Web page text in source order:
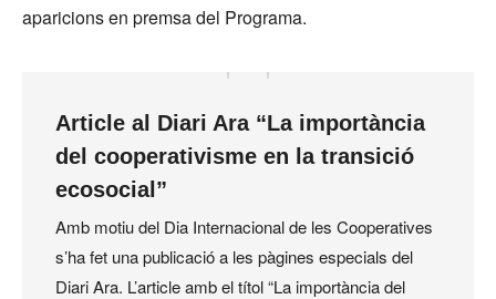
aparicions en premsa del Programa.
Article al Diari Ara “La importància
del cooperativisme en la transició
ecosocial”
Amb motiu del Dia Internacional de les Cooperatives
s’ha fet una publicació a les pàgines especials del
Diari Ara. L’article amb el títol “La importància del